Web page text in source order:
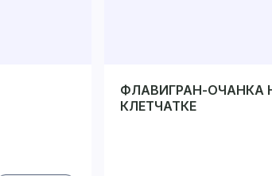
ФЛАВИГРАН-ОЧАНКА
КЛЕТЧАТКЕ